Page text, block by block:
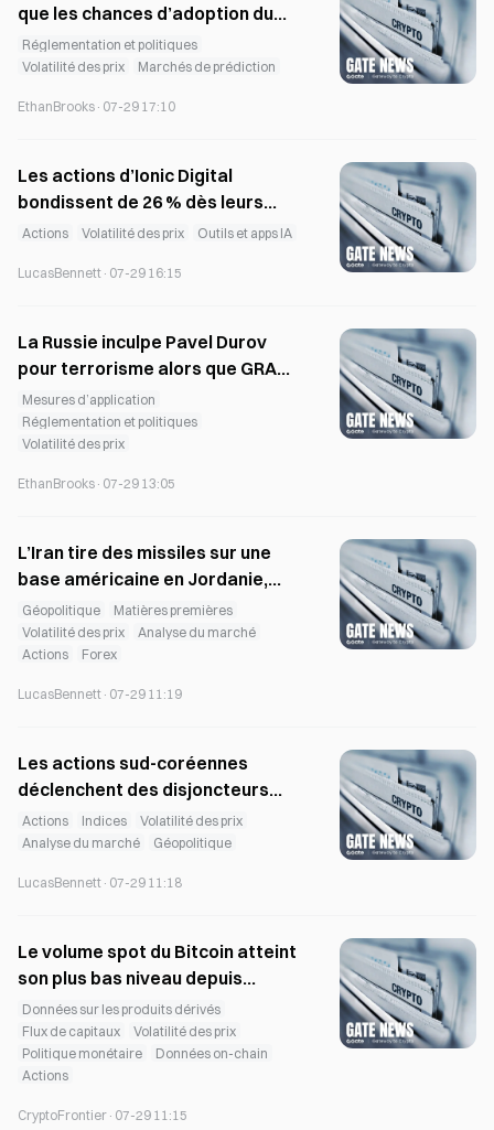
que les chances d’adoption du
Crypto Clarity Act chutent à 35 %
Réglementation et politiques
Volatilité des prix
Marchés de prédiction
EthanBrooks · 07-29 17:10
Les actions d’Ionic Digital
bondissent de 26 % dès leurs
débuts au Nasdaq après la
Actions Volatilité des prix Outils et apps IA
LucasBennett · 07-29 16:15
La Russie inculpe Pavel Durov
pour terrorisme alors que GRAM
chute
Mesures d’application
Réglementation et politiques
Volatilité des prix
EthanBrooks · 07-29 13:05
L’Iran tire des missiles sur une
base américaine en Jordanie,
tandis que le pétrole bondit de
3,9 % et que le Bitcoin teste 63
700 $
Géopolitique
Matières premières
Volatilité des prix
Analyse du marché
Actions
Forex
LucasBennett · 07-29 11:19
Les actions sud-coréennes
déclenchent des disjoncteurs
consécutifs historiques alors
que le Bitcoin augmente
Actions Indices
Volatilité des prix
Analyse du marché
Géopolitique
LucasBennett · 07-29 11:18
Le volume spot du Bitcoin atteint
son plus bas niveau depuis
novembre 2023 en juillet
Données sur les produits dérivés
Flux de capitaux
Volatilité des prix
Politique monétaire
Données on-chain
Actions
CryptoFrontier · 07-29 11:15